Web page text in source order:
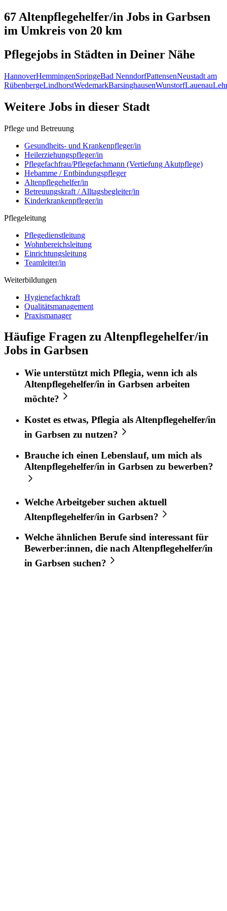
67 Altenpflegehelfer/in Jobs in Garbsen
im Umkreis von 20 km
Pflegejobs in Städten in Deiner Nähe
HannoverHemmingenSpringeBad NenndorfPattensenNeustadt am
RübenbergeLindhorstWedemarkBarsinghausenWunstorfLauenau
Weitere Jobs in dieser Stadt
Pflege und Betreuung
Gesundheits- und Krankenpfleger/in
Heilerziehungspfleger/in
Pflegefachfrau/Pflegefachmann (Vertiefung Akutpflege)
Hebamme / Entbindungspfleger
Altenpflegehelfer/in
Betreuungskraft / Alltagsbegleiter/in
Kinderkrankenpfleger/in
Pflegeleitung
Pflegedienstleitung
Wohnbereichsleitung
Einrichtungsleitung
Teamleiter/in
Weiterbildungen
Hygienefachkraft
Qualitätsmanagement
Praxismanager
Häufige Fragen zu Altenpflegehelfer/in
Jobs in Garbsen
Wie unterstützt mich Pflegia, wenn ich als
Altenpflegehelfer/in in Garbsen arbeiten
möchte?
Kostet es etwas, Pflegia als Altenpflegehelfer/in
in Garbsen zu nutzen?
Brauche ich einen Lebenslauf, um mich als
Altenpflegehelfer/in in Garbsen zu bewerben?
Welche Arbeitgeber suchen aktuell
Altenpflegehelfer/in in Garbsen?
Welche ähnlichen Berufe sind interessant für
Bewerber:innen, die nachAltenpflegehelfer/in
in Garbsen suchen?